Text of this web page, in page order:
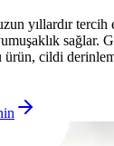
yıllardır
sağlar.
cildi